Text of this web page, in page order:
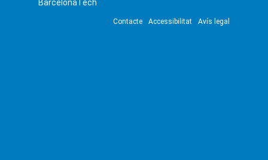
BarcelonaTech
Contacte Accessibilitat Avís legal